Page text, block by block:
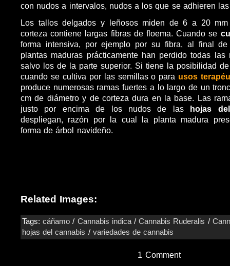
con nudos a intervalos, nudos a los que se adhieren
Los tallos delgados y leñosos miden de 6 a 20
corteza contiene largas fibras de floema. Cuando se
forma intensiva, por ejemplo por su fibra, al final
plantas maduras prácticamente han perdido todas
salvo los de la parte superior. Si tiene la posibilidad
cuando se cultiva por las semillas o para usos
produce numerosas ramas fuertes a lo largo de un
cm de diámetro y de corteza dura en la base. Las
justo por encima de los nudos de lashojas
despliegan, razón por la cual la planta madura
forma de árbol navideño.
Related Images:
Tags:cáñamo / Cannabis indica/Cannabis Ruderalis /
hojas del cannabis / variedades de cannabis
1 Comment